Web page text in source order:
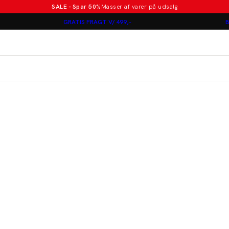
SALE - Spar 50%Masser af varer på udsalg
GRATIS FRAGT V/ 499,-Poloer i nye farver
Jakkesæt fra 1499 kr.
Lindbergh